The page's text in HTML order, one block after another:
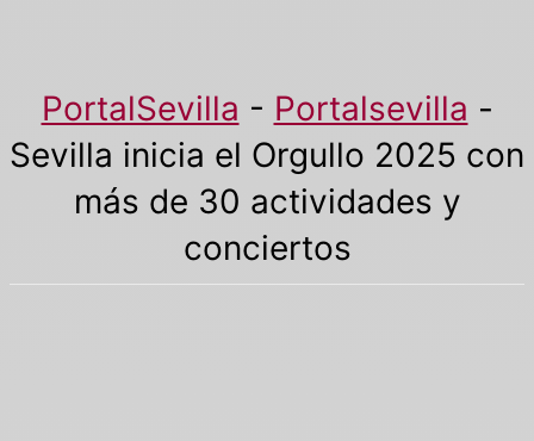
PortalSevilla - Portalsevilla -
Sevilla inicia el Orgullo 2025 con
más de 30 actividades y
conciertos